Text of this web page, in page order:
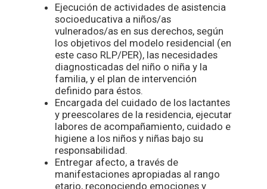
Ejecución de actividades de asistencia
socioeducativa a niños/as
vulnerados/as en sus derechos, según
los objetivos del modelo residencial (en
este caso RLP/PER), las necesidades
diagnosticadas del niño o niña y la
familia, y el plan de intervención
definido para éstos.
Encargada del cuidado de los lactantes
y preescolares de la residencia, ejecutar
labores de acompañamiento, cuidado e
higiene a los niños y niñas bajo su
responsabilidad.
Entregar afecto, a través de
manifestaciones apropiadas al rango
etario, reconociendo emociones y